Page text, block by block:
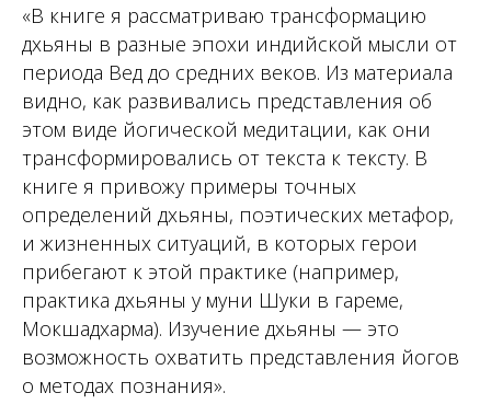
«В книге я рассматриваю трансформацию
дхьяны в разные эпохи индийской мысли от
периода Вед до средних веков. Из материала
видно, как развивались представления об
этом виде йогической медитации, как они
трансформировались от текста к тексту. В
книге я привожу примеры точных
определений дхьяны, поэтических метафор,
и жизненных ситуаций, в которых герои
прибегают к этой практике (например,
практика дхьяны у муни Шуки в гареме,
Мокшадхарма). Изучение дхьяны — это
возможность охватить представления йогов
о методах познания».